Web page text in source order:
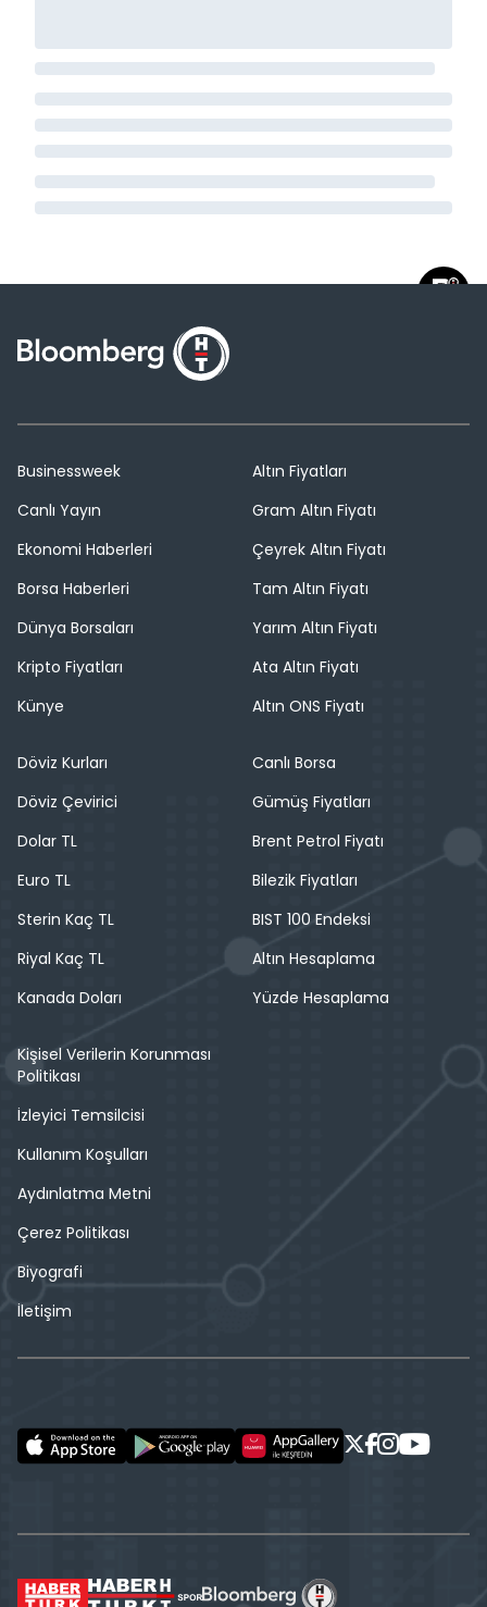
Businessweek
Canlı Yayın
Ekonomi Haberleri
Borsa Haberleri
Dünya Borsaları
Kripto Fiyatları
Künye
Altın Fiyatları
Gram Altın Fiyatı
Çeyrek Altın Fiyatı
Tam Altın Fiyatı
Yarım Altın Fiyatı
Ata Altın Fiyatı
Altın ONS Fiyatı
Döviz Kurları
Döviz Çevirici
Dolar TL
Euro TL
Sterin Kaç TL
Riyal Kaç TL
Kanada Doları
Canlı Borsa
Gümüş Fiyatları
Brent Petrol Fiyatı
Bilezik Fiyatları
BIST 100 Endeksi
Altın Hesaplama
Yüzde Hesaplama
Kişisel Verilerin Korunması
Politikası
İzleyici Temsilcisi
Kullanım Koşulları
Aydınlatma Metni
Çerez Politikası
Biyografi
İletişim